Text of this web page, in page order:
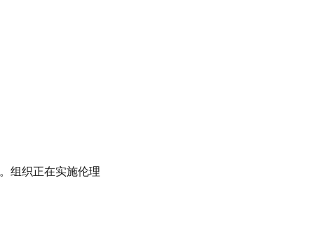
组织正在实施伦理